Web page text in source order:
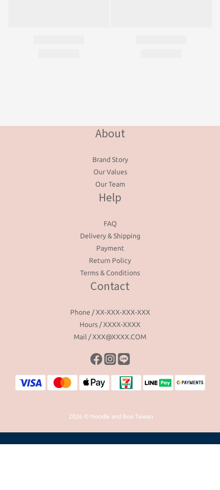
About
Brand Story
Our Values
Our Team
Help
FAQ
Delivery & Shipping
Payment
Return Policy
Terms & Conditions
Contact
Phone / XX-XXX-XXX-XXX
Hours / XXXX-XXXX
Mail / XXX@XXXX.COM
2026 © Noodle and Boo Taiwan